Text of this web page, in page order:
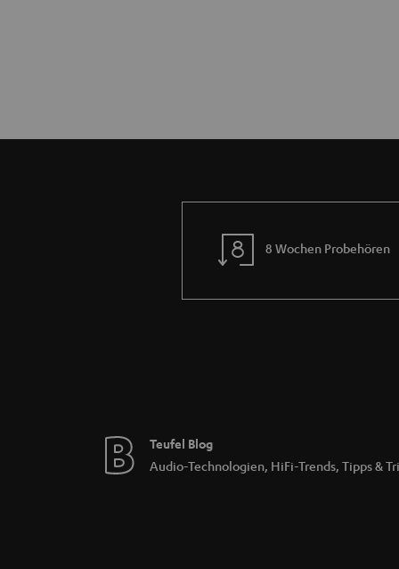
8 Wochen Probehören
Teufel Blog
Audio-Technologien, HiFi-Trends, Tipps &